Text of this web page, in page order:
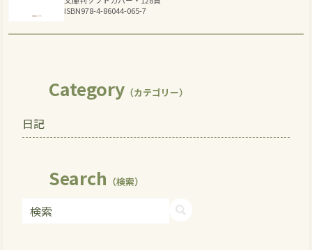
ISBN978-4-86044-065-7
Category（カテゴリー）
日記
Search （検索）